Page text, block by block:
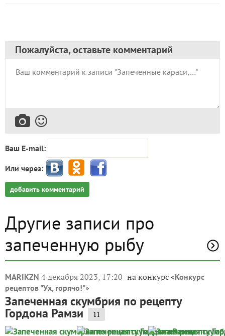
Пожалуйста, оставьте комментарий
Ваш E-mail:
Или через:
добавить комментарий
Другие записи про
запеченную рыбу
MARIKZN 4 декабря 2023, 17:20 на конкурс «Конкурс
рецептов "Ух, горячо!"»
Запеченная скумбрия по рецепту
Гордона Рамзи 11